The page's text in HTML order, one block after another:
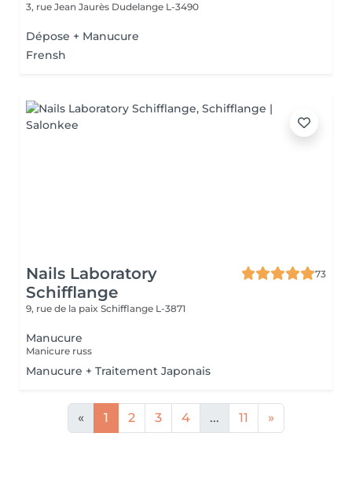
3, rue Jean Jaurès Dudelange L-3490
Dépose + Manucure
Frensh
Nails Laboratory
Schifflange
73
9, rue de la paix Schifflange L-3871
Manucure
Manicure russ
Manucure + Traitement Japonais
« 1 2 3 4 ... 11 »